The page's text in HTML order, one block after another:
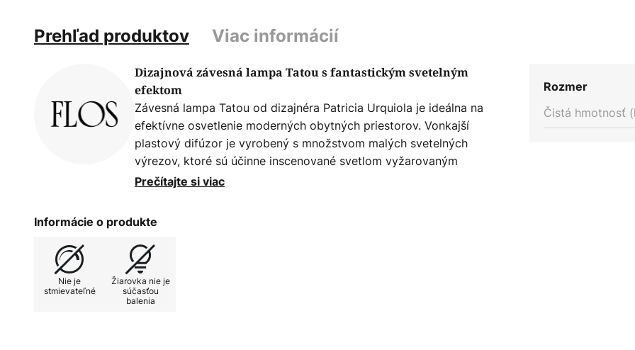
Prehľad produktov Viac informácií
Dizajnová závesná lampa Tatou s fantastickým svetelným
efektom
Závesná lampa Tatou od dizajnéra Patricia Urquiola je ideálna na
efektívne osvetlenie moderných obytných priestorov. Vonkajší
plastový difúzor je vyrobený s množstvom malých svetelných
výrezov, ktoré sú účinne inscenované svetlom vyžarovaným
žiarovkou vo vnútornom difúzore, čím sa vytvára neporovnateľný
Tatou je rovnako vhodné na primerané základné osvetlenie, ako aj
na atmosférické osvetlenie stola.
Závesné svietidlo vyrobené talianskou spoločnosťou FLOS, ktorá
je známa svojou kvalitnou realizáciou návrhov renomovaných
dizajnérov.
Prečítajte si viac
Informácie o produkte
Nie je
stmievateľné
Žiarovka nie je
súčasťou
balenia
Rozmer
Čistá hmotnosť